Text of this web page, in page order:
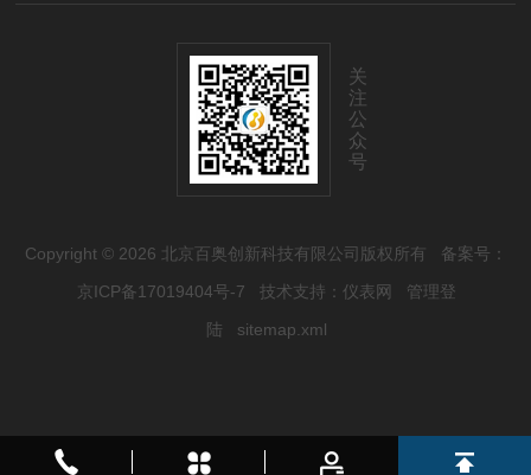
关
注
公
众
号
Copyright © 2026 北京百奥创新科技有限公司版权所有 备案号：
京ICP备17019404号-7 技术支持： 仪表网
管理登
陆
sitemap.xml